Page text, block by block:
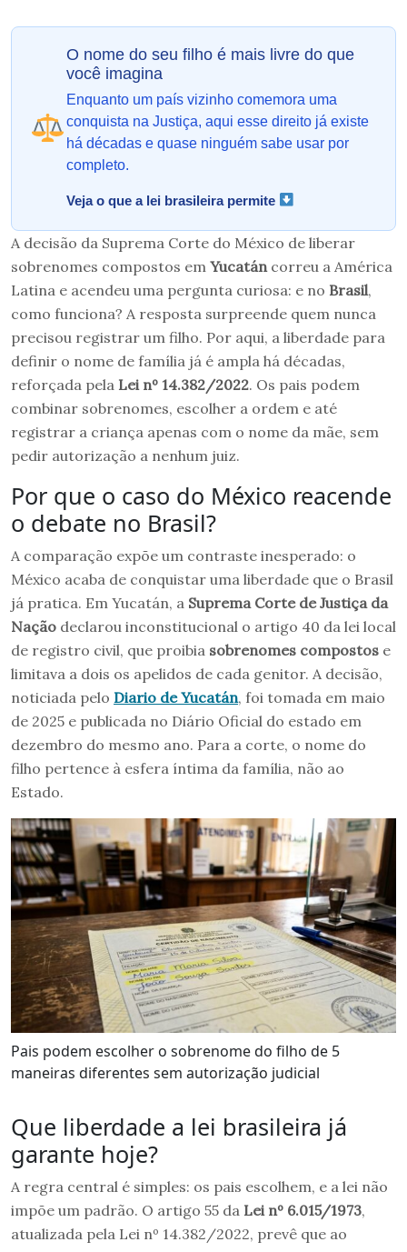
O nome do seu filho é mais livre do que
você imagina
Enquanto um país vizinho comemora uma
conquista na Justiça, aqui esse direito já existe
há décadas e quase ninguém sabe usar por
completo.
Veja o que a lei brasileira permite
A decisão da Suprema Corte do México de liberar
sobrenomes compostos em Yucatán correu a América
Latina e acendeu uma pergunta curiosa: e no Brasil,
como funciona? A resposta surpreende quem nunca
precisou registrar um filho. Por aqui, a liberdade para
definir o nome de família já é ampla há décadas,
reforçada pela Lei nº 14.382/2022. Os pais podem
combinar sobrenomes, escolher a ordem e até
registrar a criança apenas com o nome da mãe, sem
pedir autorização a nenhum juiz.
Por que o caso do México reacende
o debate no Brasil?
A comparação expõe um contraste inesperado: o
México acaba de conquistar uma liberdade que o Brasil
já pratica. Em Yucatán, a Suprema Corte de Justiça da
Nação declarou inconstitucional o artigo 40 da lei local
de registro civil, que proibia sobrenomes compostos e
limitava a dois os apelidos de cada genitor. A decisão,
noticiada pelo Diario de Yucatán, foi tomada em maio
de 2025 e publicada no Diário Oficial do estado em
dezembro do mesmo ano. Para a corte, o nome do
filho pertence à esfera íntima da família, não ao
Estado.
Pais podem escolher o sobrenome do filho de 5
maneiras diferentes sem autorização judicial
Que liberdade a lei brasileira já
garante hoje?
A regra central é simples: os pais escolhem, e a lei não
impõe um padrão. O artigo 55 da Lei nº 6.015/1973,
atualizada pela Lei nº 14.382/2022, prevê que ao